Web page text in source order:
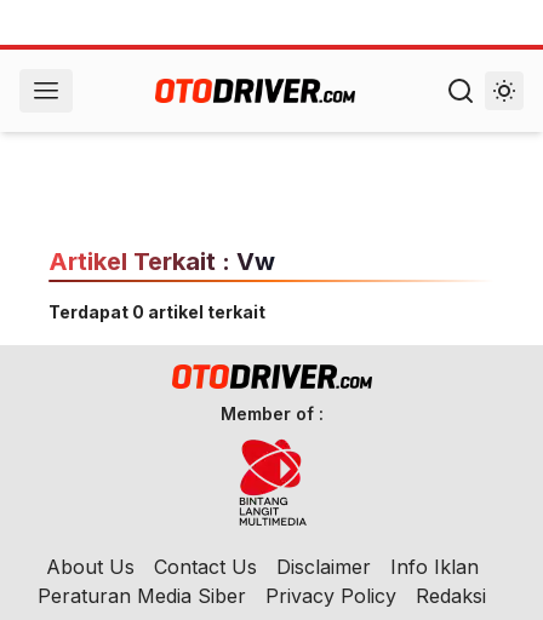
Artikel Terkait : Vw
Terdapat 0 artikel terkait
Member of :
About Us Contact Us Disclaimer
Info Iklan
Peraturan Media Siber
Privacy Policy Redaksi